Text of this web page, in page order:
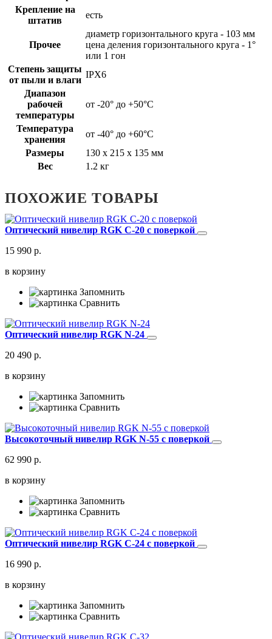
Крепление на
штатив
есть
Прочее
диаметр горизонтального круга - 103 мм
цена деления горизонтального круга - 1°
или 1 гон
Степень защиты
от пыли и влаги
IPX6
Диапазон
рабочей
температуры
от -20° до +50°С
Температура
хранения
от -40° до +60°С
Размеры
130 x 215 x 135 мм
Вес
1.2 кг
ПОХОЖИЕ ТОВАРЫ
Оптический нивелир RGK C-20 с поверкой
15 990 р.
в корзину
Запомнить
Сравнить
Оптический нивелир RGK N-24
20 490 р.
в корзину
Запомнить
Сравнить
Высокоточный нивелир RGK N-55 с поверкой
62 990 р.
в корзину
Запомнить
Сравнить
Оптический нивелир RGK C-24 с поверкой
16 990 р.
в корзину
Запомнить
Сравнить